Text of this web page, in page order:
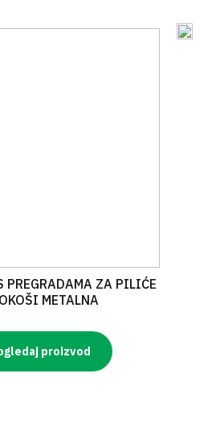
PREGRADAMA ZA PILIĆE
METALNA
proizvod